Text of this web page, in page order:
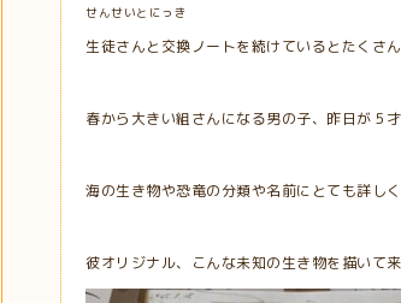
せんせいとにっき
生徒さんと交換ノートを続けているとたくさ
春から大きい組さんになる男の子、昨日が５才
海の生き物や恐竜の分類や名前にとても詳し
彼オリジナル、こんな未知の生き物を描いて